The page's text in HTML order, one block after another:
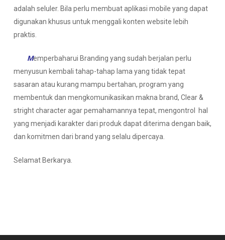
adalah seluler. Bila perlu membuat aplikasi mobile yang dapat
digunakan khusus untuk menggali konten website lebih
praktis.
Memperbaharui Branding yang sudah berjalan perlu
menyusun kembali tahap-tahap lama yang tidak tepat
sasaran atau kurang mampu bertahan, program yang
membentuk dan mengkomunikasikan makna brand, Clear &
stright character agar pemahamannya tepat, mengontrol hal
yang menjadi karakter dari produk dapat diterima dengan baik,
dan komitmen dari brand yang selalu dipercaya.
Selamat Berkarya.